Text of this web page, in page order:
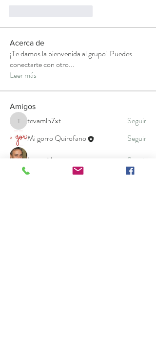
Acerca de
¡Te damos la bienvenida al grupo! Puedes
conectarte con otro...
Leer más
Amigos
tevamlh7xt
tevamlh7xt
Seguir
Mi gorro Quirofano
Seguir
Lucas Morea
Seguir